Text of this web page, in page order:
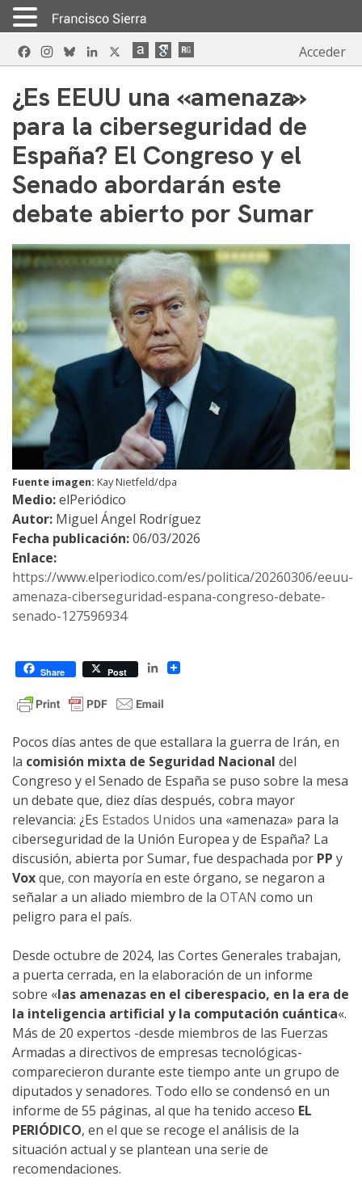
Skip
to
FacebookInstagram
BlueskyLinkedIn Acceder
¿Es EEUU una «amenaza»
para la ciberseguridad de
España? El Congreso y el
Senado abordarán este
debate abierto por Sumar
Fuente imagen: Kay Nietfeld/dpa
Medio:elPeriódico
Autor: Miguel Ángel Rodríguez
Fecha publicación:06/03/2026
Enlace:
https://www.elperiodico.com/es/politica/20260306/eeuu-
amenaza-ciberseguridad-espana-congreso-debate-
senado-127596934
Share Post LinkedIn
Pocos días antes de que estallara la guerra de Irán, en
la comisión mixta de Seguridad Nacional del
Congreso y el Senado de España se puso sobre la mesa
un debate que, diez días después, cobra mayor
relevancia: ¿Es Estados Unidos una «amenaza» para la
ciberseguridad de la Unión Europea y de España? La
discusión, abierta por Sumar, fue despachada por PP y
Voxque, con mayoría en este órgano, se negaron a
señalar a un aliado miembro de la OTAN como un
peligro para el país.
Desde octubre de 2024, las Cortes Generales trabajan,
a puerta cerrada, en la elaboración de un informe
sobre «las amenazas en el ciberespacio, en la era de
la inteligencia artificial y la computación cuántica«.
Más de 20 expertos -desde miembros de las Fuerzas
Armadas a directivos de empresas tecnológicas-
comparecieron durante este tiempo ante un grupo de
diputados y senadores. Todo ello se condensó en un
informe de 55 páginas, al que ha tenido acceso EL
PERIÓDICO, en el que se recoge el análisis de la
situación actual y se plantean una serie de
recomendaciones.